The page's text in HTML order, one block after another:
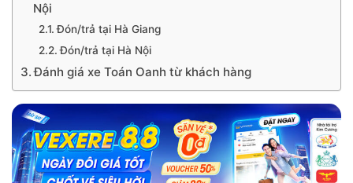
Nội
Đón/trả tại Hà Giang
Đón/trả tại Hà Nội
Đánh giá xe Toán Oanh từ khách hàng